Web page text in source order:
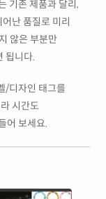
기존 제품과 달리,
난 품질로 미리
않은 부분만
됩니다.
/디자인 태그를
시간도
어 보세요.